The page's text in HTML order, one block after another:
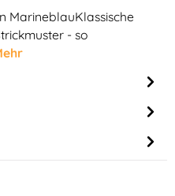
MarineblauKlassische
- so